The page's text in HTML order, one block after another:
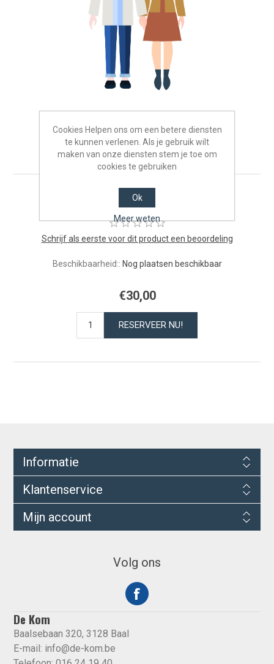
Volwassenen - 22/03/2026
Volwassenen ontbijt
Schrijf als eerste voor dit product een beoordeling
Beschikbaarheid:: Nog plaatsen beschikbaar
€30,00
RESERVEER NU!
Informatie
Klantenservice
Mijn account
Volg ons
De Kom
Baalsebaan 320, 3128 Baal
E-mail: info@de-kom.be
Cookies Helpen ons om een betere diensten
te kunnen verlenen. Als je gebruik wilt
maken van onze diensten stem je toe om
cookies te gebruiken
Ok
Meer weten